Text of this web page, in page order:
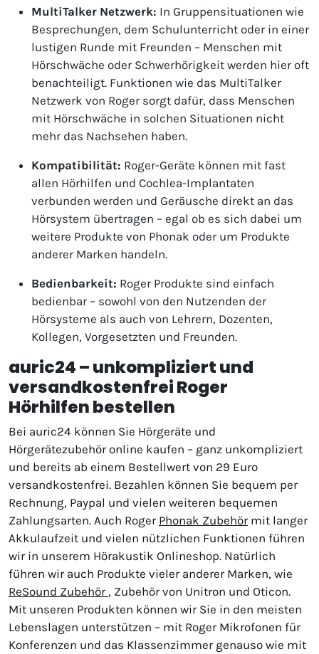
MultiTalker Netzwerk: In Gruppensituationen wie
Besprechungen, dem Schulunterricht oder in einer
lustigen Runde mit Freunden – Menschen mit
Hörschwäche oder Schwerhörigkeit werden hier oft
benachteiligt. Funktionen wie das MultiTalker
Netzwerk von Roger sorgt dafür, dass Menschen
mit Hörschwäche in solchen Situationen nicht
mehr das Nachsehen haben.
Kompatibilität: Roger-Geräte können mit fast
allen Hörhilfen und Cochlea-Implantaten
verbunden werden und Geräusche direkt an das
Hörsystem übertragen – egal ob es sich dabei um
weitere Produkte von Phonak oder um Produkte
anderer Marken handeln.
Bedienbarkeit: Roger Produkte sind einfach
bedienbar – sowohl von den Nutzenden der
Hörsysteme als auch von Lehrern, Dozenten,
Kollegen, Vorgesetzten und Freunden.
auric24 – unkompliziert und
versandkostenfrei Roger
Hörhilfen bestellen
Bei auric24 können Sie Hörgeräte und
Hörgerätezubehör online kaufen – ganz unkompliziert
und bereits ab einem Bestellwert von 29 Euro
versandkostenfrei. Bezahlen können Sie bequem per
Rechnung, Paypal und vielen weiteren bequemen
Zahlungsarten. Auch Roger Phonak Zubehörmit langer
Akkulaufzeit und vielen nützlichen Funktionen führen
wir in unserem Hörakustik Onlineshop. Natürlich
führen wir auch Produkte vieler anderer Marken, wie
ReSound Zubehör , Zubehör von Unitron und Oticon.
Mit unseren Produkten können wir Sie in den meisten
Lebenslagen unterstützen – mit Roger Mikrofonen für
Konferenzen und das Klassenzimmer genauso wie mit